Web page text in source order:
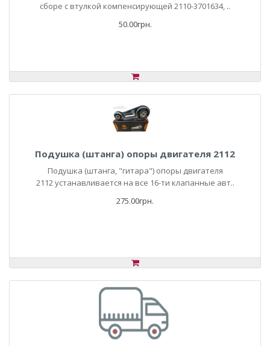
сборе с втулкой компенсирующей 2110-3701634, ..
50.00грн.
Подушка (штанга) опоры двигателя 2112
Подушка (штанга, "гитара") опоры двигателя
2112 устанавливается на все 16-ти клапанные авт..
275.00грн.